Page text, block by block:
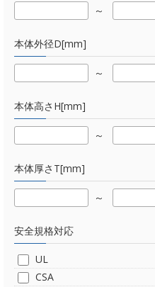
本体外径D[mm]
本体高さH[mm]
本体厚さT[mm]
安全規格対応
UL
CSA